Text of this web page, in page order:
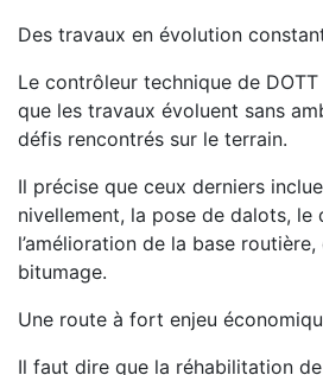
Des travaux en évolution
Le contrôleur technique de
que les travaux évoluent sans
défis rencontrés sur le terrain.
Il précise que ceux derniers
nivellement, la pose de dalots, le
l’amélioration de la base
bitumage.
Une route à fort enjeu
Il faut dire que la réhabilitation